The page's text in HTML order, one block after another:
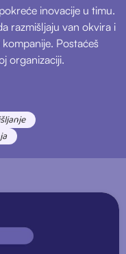
inovacije u timu.
razmišljaju van okvira i
Postaćeš
organizaciji.